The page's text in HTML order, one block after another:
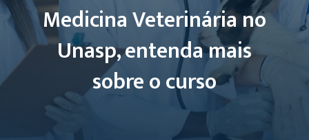
Medicina Veterinária no
Unasp, entenda mais
sobre o curso